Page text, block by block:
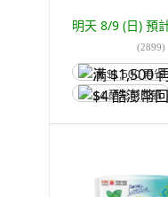
明天 8/9 (日) 預
(2899)
满 $1,500 再省
$4 酷澎幣回饋